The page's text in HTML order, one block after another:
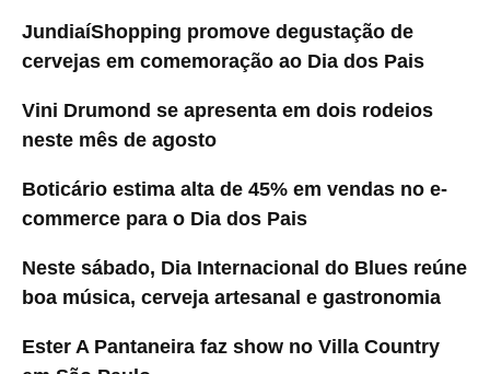
JundiaíShopping promove degustação de
cervejas em comemoração ao Dia dos Pais
Vini Drumond se apresenta em dois rodeios
neste mês de agosto
Boticário estima alta de 45% em vendas no e-
commerce para o Dia dos Pais
Neste sábado, Dia Internacional do Blues reúne
boa música, cerveja artesanal e gastronomia
Ester A Pantaneira faz show no Villa Country